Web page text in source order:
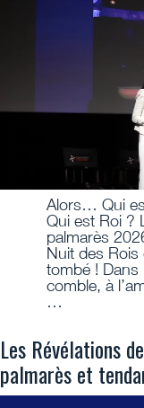
Alors… Qui
Qui est Roi ?
palmarès
Nuit des Rois
tombé ! Dans
comble, à
…
Les Révélations
palmarès et